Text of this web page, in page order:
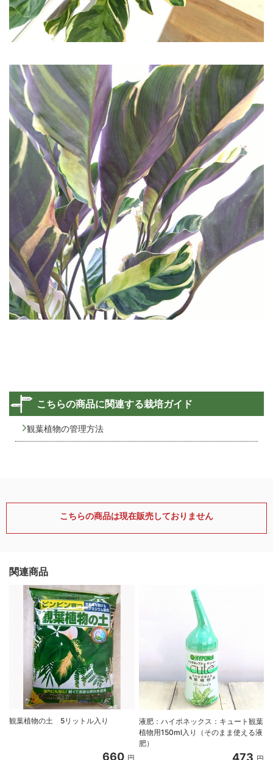
こちらの商品に関連する栽培ガイド
観葉植物の管理方法
こちらの商品は現在販売しておりません
関連商品
観葉植物の土 5リットル入り
660 円
液肥：ハイポネックス：キュート観葉
植物用150ml入り（そのまま使える液
肥）
473